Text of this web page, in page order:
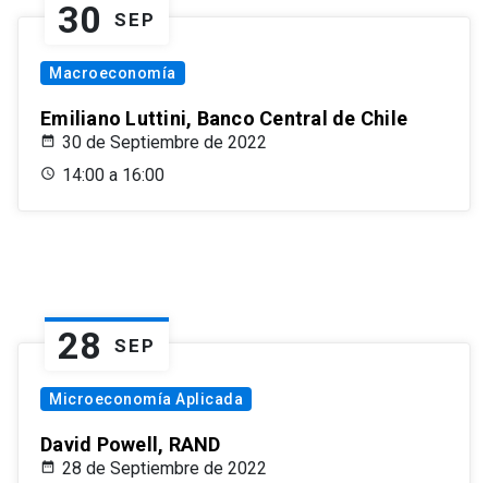
30 SEP
Macroeconomía
Emiliano Luttini, Banco Central de Chile
30 de Septiembre de 2022
14:00 a 16:00
28 SEP
Microeconomía Aplicada
David Powell, RAND
28 de Septiembre de 2022